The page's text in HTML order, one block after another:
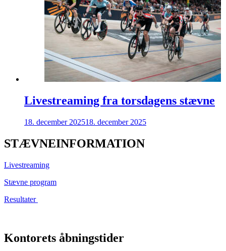
Livestreaming fra torsdagens stævne
18. december 202518. december 2025
STÆVNEINFORMATION
Livestreaming
Stævne program
Resultater
Kontorets åbningstider